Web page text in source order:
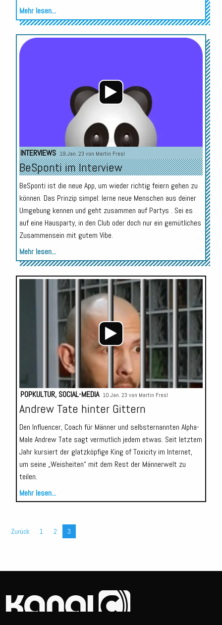
Mehr lesen...
Audio-
Player
INTERVIEWS 19.Jan. 23 von Martin Fresl
BeSponti im Interview
BeSponti ist die neue App, um wieder richtig feiern gehen zu
können. Das Prinzip simpel: lerne neue Menschen aus deiner
Umgebung kennen und geht zusammen auf Partys . Sei es
auf eine Hausparty, in den Club oder doch nur ein gemütliches
Zusammensein mit gutem Vibe.
Mehr lesen...
POPKULTUR, SOCIAL-MEDIA 10.Jan. 23 von Martin Fresl
Andrew Tate hinter Gittern
Den Influencer, Coach für Männer und selbsternannten Alpha-
Male Andrew Tate sagt vermutlich jedem etwas. Seit letztem
Jahr kursiert der glatzköpfige King of Toxicity im Internet,
um seine „Weisheiten“ mit dem Rest der Männerwelt zu
teilen.
Mehr lesen...
Zurück 1 2 3